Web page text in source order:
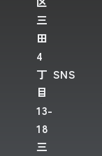
三
田
4
丁
目
13-
18
三
SNS